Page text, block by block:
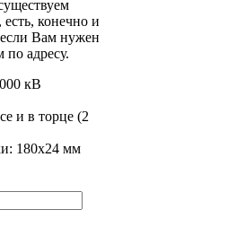
конечно и
Вам нужен
адресу.
кВ
и в торце (2
180х24 мм